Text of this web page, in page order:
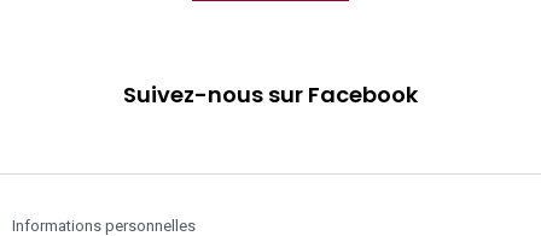
Suivez-nous sur Facebook
Informations personnelles